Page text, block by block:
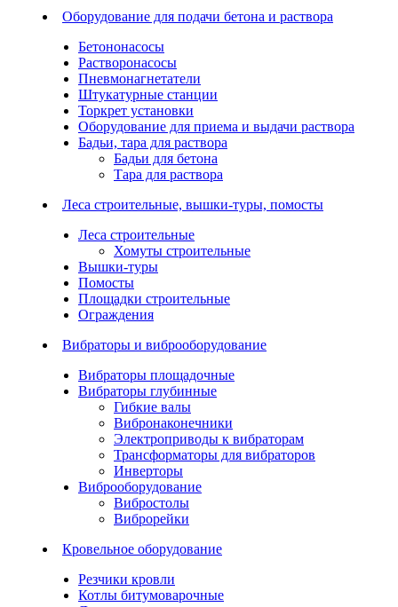
Оборудование для подачи бетона и раствора
Бетононасосы
Растворонасосы
Пневмонагнетатели
Штукатурные станции
Торкрет установки
Оборудование для приема и выдачи раствора
Бадьи, тара для раствора
Бадьи для бетона
Тара для раствора
Леса строительные, вышки-туры, помосты
Леса строительные
Хомуты строительные
Вышки-туры
Помосты
Площадки строительные
Ограждения
Вибраторы и виброоборудование
Вибраторы площадочные
Вибраторы глубинные
Гибкие валы
Вибронаконечники
Электроприводы к вибраторам
Трансформаторы для вибраторов
Инверторы
Виброоборудование
Вибростолы
Виброрейки
Кровельное оборудование
Резчики кровли
Котлы битумоварочные